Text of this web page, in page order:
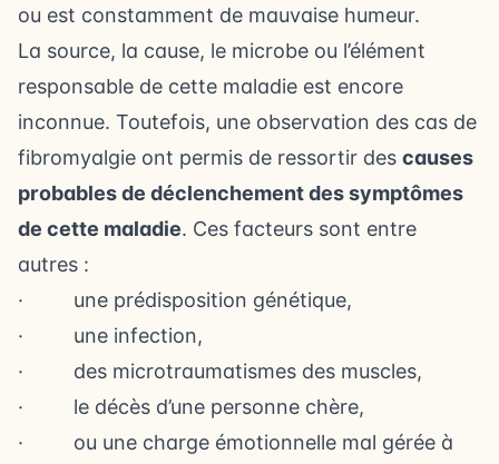
ou est constamment de mauvaise humeur.
La source, la cause, le microbe ou l’élément
responsable de cette maladie est encore
inconnue. Toutefois, une observation des cas de
fibromyalgie ont permis de ressortir des causes
probables de déclenchement des symptômes
de cette maladie. Ces facteurs sont entre
autres :
· une prédisposition génétique,
· une infection,
· des microtraumatismes des muscles,
· le décès d’une personne chère,
· ou une charge émotionnelle mal gérée à